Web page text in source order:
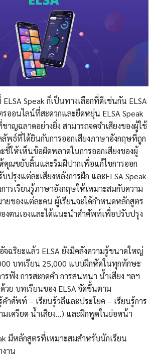
Speak ก็เป็นทางเลือกที่ดีเช่นกัน ELSA
รออนไลน์ที่สะดวกและยืดหยุ่น ELSA Speak
ญฉลาดอย่างยิ่ง สามารถจดจำเสียงของผู้ใช้
พธ์ที่ได้ยินกับการออกเสียงภาษาอังกฤษที่ถูก
ะชี้ให้เห็นข้อผิดพลาดในการออกเสียงของผู้
คุณขยับลิ้นและริมฝีปากเพื่อแก้ไขการออก
ปรุงแต่ละเสียงหลังการฝึก และELSA Speak
ารเรียนรู้ภาษาอังกฤษให้เหมาะสมกับความ
ยของแต่ละคน ผู้เรียนจะได้กำหนดหลักสูตร
งตนเองและได้แนะนำคำศัพท์เพื่อปรับปรุง
จฉริยะแล้ว ELSA ยังมีคลังความรู้ขนาดใหญ่
บทเรียน 25,000 แบบฝึกหัดในทุกทักษะ
รฟัง การสะกดคำ การสนทนา น้ำเสียง ฯลฯ
วย บทเรียนของ ELSA จัดขึ้นตาม
คำศัพท์ – เรียนรู้วลีและประโยค – เรียนรู้การ
มเครียด น้ำเสียง…) และฝึกพูดในย่อหน้า
มีหลักสูตรที่เหมาะสมสำหรับนักเรียน
าน